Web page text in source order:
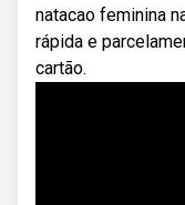
natacao feminina
rápida e
cartão.